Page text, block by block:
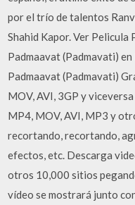
por el trío de talentos
Shahid Kapor. Ver Pelicula
Padmaavat (Padmavati)
Padmaavat (Padmavati)
MOV, AVI, 3GP y
MP4, MOV, AVI, MP3 y
recortando, recortando,
efectos, etc. Descarga
otros 10,000 sitios
vídeo se mostrará junto